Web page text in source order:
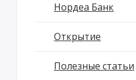
Нордеа Банк
Открытие
Полезные статьи